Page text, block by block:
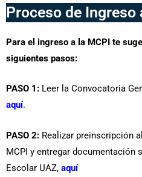
Proceso de Ingreso
Para el ingreso a la MCPI te
siguientes pasos:
PASO 1: Leer la Convocatoria
aquí.
PASO 2: Realizar preinscripción
MCPI y entregar documentación
Escolar UAZ, aquí